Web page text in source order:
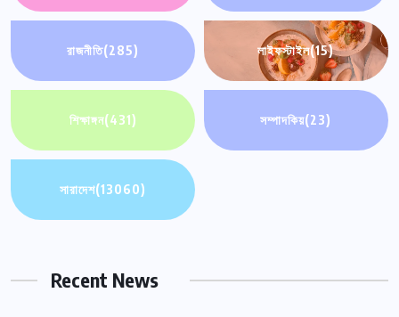
রাজনীতি(285) লাইফস্টাইল(15)
শিক্ষাঙ্গন(431) সম্পাদকিয়(23)
সারাদেশ(13060)
Recent News